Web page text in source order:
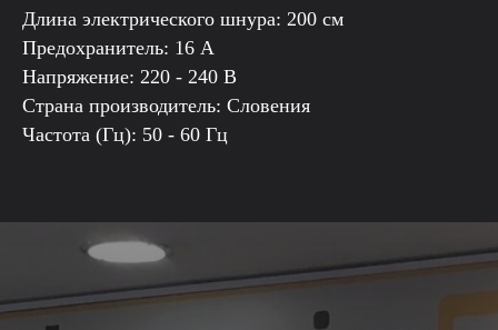
Длина электрического шнура: 200 см
Предохранитель: 16 А
Напряжение: 220 - 240 В
Страна производитель: Словения
Частота (Гц): 50 - 60 Гц